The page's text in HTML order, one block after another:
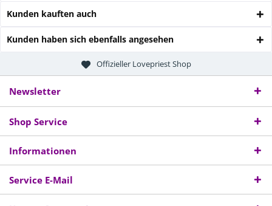
Kunden kauften auch
Kunden haben sich ebenfalls angesehen
Offizieller Lovepriest Shop
Newsletter
Shop Service
Informationen
Service E-Mail